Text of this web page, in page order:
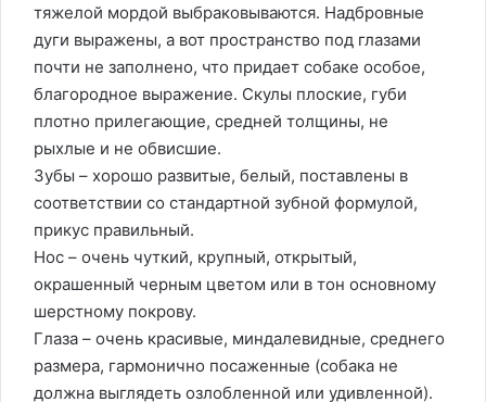
тяжелой мордой выбраковываются. Надбровные
дуги выражены, а вот пространство под глазами
почти не заполнено, что придает собаке особое,
благородное выражение. Скулы плоские, губи
плотно прилегающие, средней толщины, не
рыхлые и не обвисшие.
Зубы – хорошо развитые, белый, поставлены в
соответствии со стандартной зубной формулой,
прикус правильный.
Нос – очень чуткий, крупный, открытый,
окрашенный черным цветом или в тон основному
шерстному покрову.
Глаза – очень красивые, миндалевидные, среднего
размера, гармонично посаженные (собака не
должна выглядеть озлобленной или удивленной).